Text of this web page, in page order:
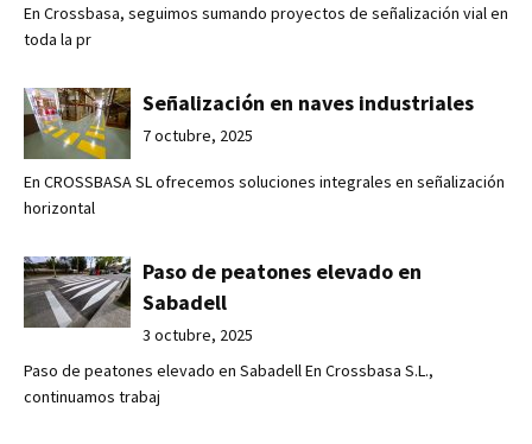
En Crossbasa, seguimos sumando proyectos de señalización vial en
toda la pr
Señalización en naves industriales
7 octubre, 2025
En CROSSBASA SL ofrecemos soluciones integrales en señalización
horizontal
Paso de peatones elevado en
Sabadell
3 octubre, 2025
Paso de peatones elevado en Sabadell En Crossbasa S.L.,
continuamos trabaj